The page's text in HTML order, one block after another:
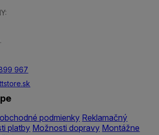
967
podmienky Reklamačný
platby Možnosti dopravy Montážne